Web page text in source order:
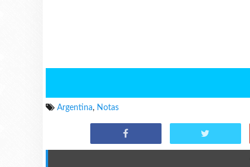
Argentina, Notas